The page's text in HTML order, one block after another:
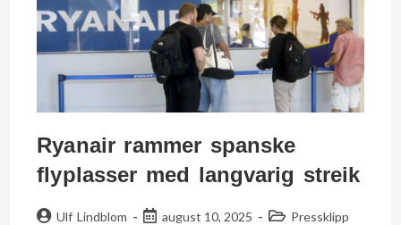
Ryanair rammer spanske
flyplasser med langvarig streik
Ulf Lindblom august 10, 2025 Pressklipp